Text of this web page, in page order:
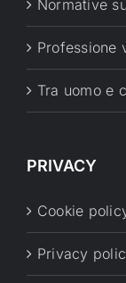
Normative
Professione
Tra uomo e
PRIVACY
Cookie
Privacy